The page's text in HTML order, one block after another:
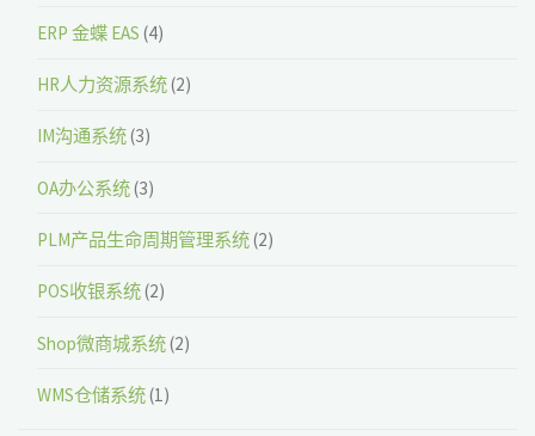
ERP 金蝶 EAS (4)
HR人力资源系统(2)
IM沟通系统(3)
OA办公系统(3)
PLM产品生命周期管理系统(2)
POS收银系统(2)
Shop微商城系统(2)
WMS仓储系统(1)